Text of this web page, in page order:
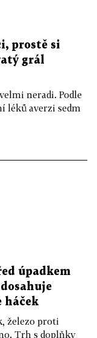
prostě si
grál
neradi. Podle
léků averzi sedm
úpadkem
háček
železo proti
Trh s doplňky